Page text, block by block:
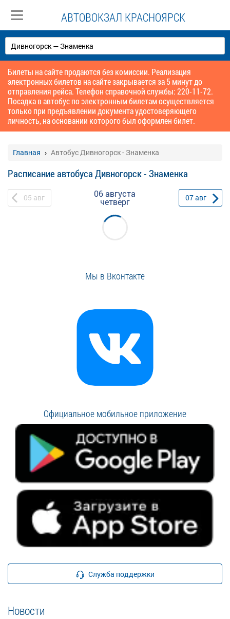
АВТОВОКЗАЛ КРАСНОЯРСК
Билеты на сайте продаются без комиссии. Реализация
электронных билетов на сайте закрывается за 5 минут до
отправления рейса. Телефон справочной службы: 220-11-72.
Посадка в автобус по электронным билетам осуществляется
только при предъявлении документа удостоверяющего
личность, на основании которого был оформлен билет.
Главная Автобус Дивногорск - Знаменка
Расписание автобуса Дивногорск - Знаменка
05 авг 06 августа
четверг 07авг
Мы в Вконтакте
Официальное мобильное приложение
Служба поддержки
Новости